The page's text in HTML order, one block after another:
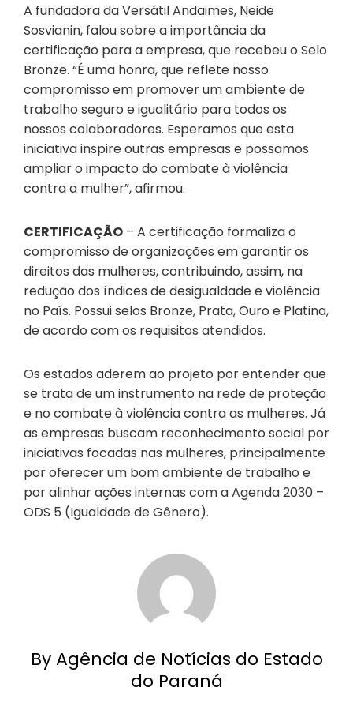
A fundadora da Versátil Andaimes, Neide
Sosvianin, falou sobre a importância da
certificação para a empresa, que recebeu o Selo
Bronze. “É uma honra, que reflete nosso
compromisso em promover um ambiente de
trabalho seguro e igualitário para todos os
nossos colaboradores. Esperamos que esta
iniciativa inspire outras empresas e possamos
ampliar o impacto do combate à violência
contra a mulher”, afirmou.
CERTIFICAÇÃO – A certificação formaliza o
compromisso de organizações em garantir os
direitos das mulheres, contribuindo, assim, na
redução dos índices de desigualdade e violência
no País. Possui selos Bronze, Prata, Ouro e Platina,
de acordo com os requisitos atendidos.
Os estados aderem ao projeto por entender que
se trata de um instrumento na rede de proteção
e no combate à violência contra as mulheres. Já
as empresas buscam reconhecimento social por
iniciativas focadas nas mulheres, principalmente
por oferecer um bom ambiente de trabalho e
por alinhar ações internas com a Agenda 2030 –
ODS 5 (Igualdade de Gênero).
By Agência de Notícias do Estado
do Paraná